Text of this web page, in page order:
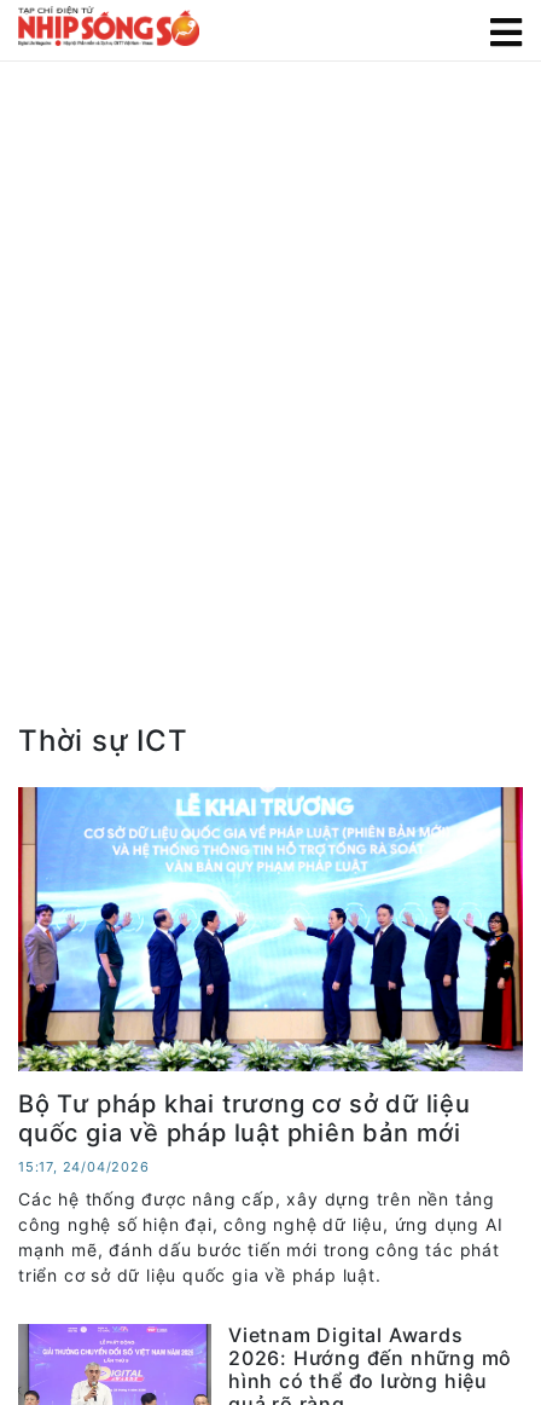
Thời sự ICT
Bộ Tư pháp khai trương cơ sở dữ liệu
quốc gia về pháp luật phiên bản mới
15:17, 24/04/2026
Các hệ thống được nâng cấp, xây dựng trên nền tảng
công nghệ số hiện đại, công nghệ dữ liệu, ứng dụng AI
mạnh mẽ, đánh dấu bước tiến mới trong công tác phát
triển cơ sở dữ liệu quốc gia về pháp luật.
Vietnam Digital Awards
2026: Hướng đến những mô
hình có thể đo lường hiệu